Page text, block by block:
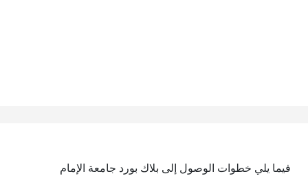
فيما يلي خطوات الوصول إلى بلاك بورد جامعة الإمام